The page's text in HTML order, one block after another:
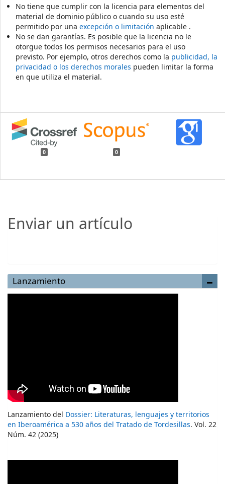
No tiene que cumplir con la licencia para elementos del
material de dominio público o cuando su uso esté
permitido por una excepción o limitación aplicable .
No se dan garantías. Es posible que la licencia no le
otorgue todos los permisos necesarios para el uso
previsto. Por ejemplo, otros derechos como la publicidad, la
privacidad o los derechos morales pueden limitar la forma
en que utiliza el material.
0 0
Enviar un artículo
Lanzamiento
Lanzamiento del Dossier: Literaturas, lenguajes y territorios
en Iberoamérica a 530 años del Tratado de Tordesillas. Vol. 22
Núm. 42 (2025)